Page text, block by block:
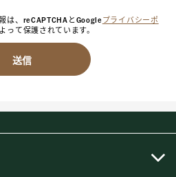
は、reCAPTCHAとGoogleプライバシーポ
って保護されています。
送信